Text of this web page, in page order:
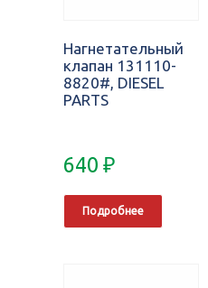
Нагнетательный
клапан 131110-
8820#, DIESEL
PARTS
640 ₽
Подробнее